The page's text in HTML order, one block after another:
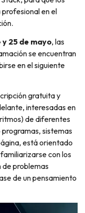
en el
25 de mayo, las
se encuentran
en el siguiente
gratuita y
interesadas en
de diferentes
sistemas
está orientado
con los
de problemas
de un pensamiento